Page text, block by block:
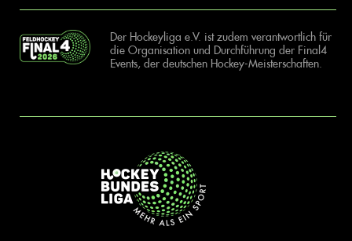
Der Hockeyliga e.V. ist zudem verantwortlich für
die Organisation und Durchführung der Final4
Events, der deutschen Hockey-Meisterschaften.